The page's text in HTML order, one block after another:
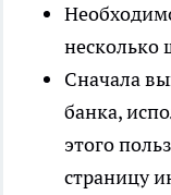
несколько
Сначала
банка,
этого
страницу